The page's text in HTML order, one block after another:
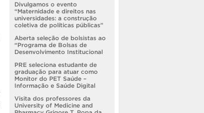
Divulgamos o evento
“Maternidade e direitos nas
universidades: a construção
coletiva de políticas públicas”
Aberta seleção de bolsistas ao
“Programa de Bolsas de
Desenvolvimento Institucional
PRE seleciona estudante de
graduação para atuar como
Monitor do PET Saúde –
Informação e Saúde Digital
Visita dos professores da
University of Medicine and